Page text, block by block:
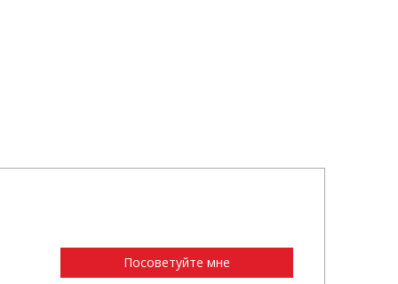
Посоветуйте мне